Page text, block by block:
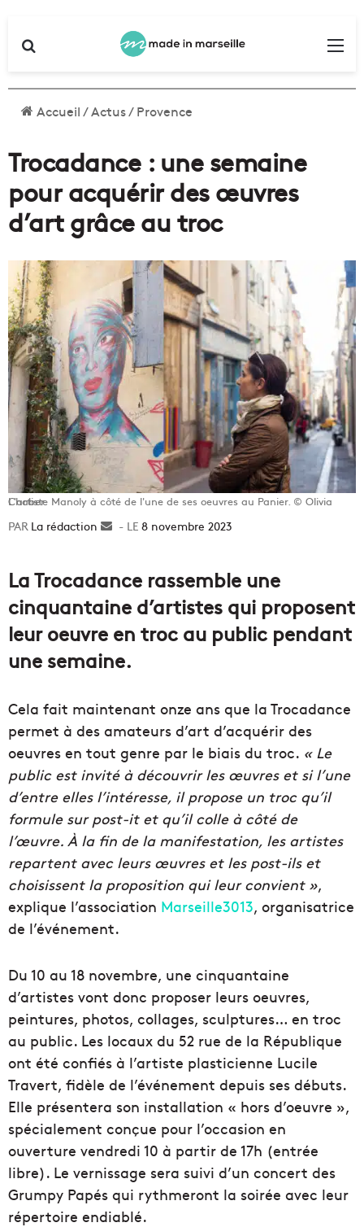
Accueil/Actus/Provence
Trocadance : une semaine
pour acquérir des œuvres
d’art grâce au troc
L'artiste Manoly à côté de l'une de ses oeuvres au Panier. © Olivia Chaber
La rédaction
Envoyer8 novembre 2023
La Trocadance rassemble une
cinquantaine d’artistes qui proposent
leur oeuvre en troc au public pendant
une semaine.
Cela fait maintenant onze ans que la Trocadance
permet à des amateurs d’art d’acquérir des
oeuvres en tout genre par le biais du troc. « Le
public est invité à découvrir les œuvres et si l’une
d’entre elles l’intéresse, il propose un troc qu’il
formule sur post-it et qu’il colle à côté de
l’œuvre. À la fin de la manifestation, les artistes
repartent avec leurs œuvres et les post-ils et
choisissent la proposition qui leur convient »,
explique l’association Marseille3013, organisatrice
de l’événement.
Du 10 au 18 novembre, une cinquantaine
d’artistes vont donc proposer leurs oeuvres,
peintures, photos, collages, sculptures… en troc
au public. Les locaux du 52 rue de la République
ont été confiés à l’artiste plasticienne Lucile
Travert, fidèle de l’événement depuis ses débuts.
Elle présentera son installation « hors d’oeuvre »,
spécialement conçue pour l’occasion en
ouverture vendredi 10 à partir de 17h (entrée
libre). Le vernissage sera suivi d’un concert des
Grumpy Papés qui rythmeront la soirée avec leur
répertoire endiablé.